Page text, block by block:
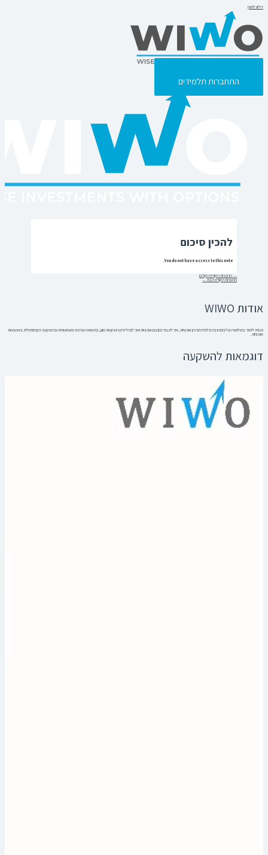
דילוג לתוכן
התחברות תלמידים
להכין סיכום
You do not have access to this note.
→ ההערות הקורס הקודם
ההערות הקורס הבא←
אודות WIWO
תכנית לימוד בשלושה שלבים שבה תלמדו מה הן אופציות, איך לעבוד נכון עם אופציות ואיך לנהל תיק השקעות מוגן, בתשואה עודפת משמעותית ובהשקעת זמן מינימלית באמצעות
אופציות.
דוגמאות להשקעה